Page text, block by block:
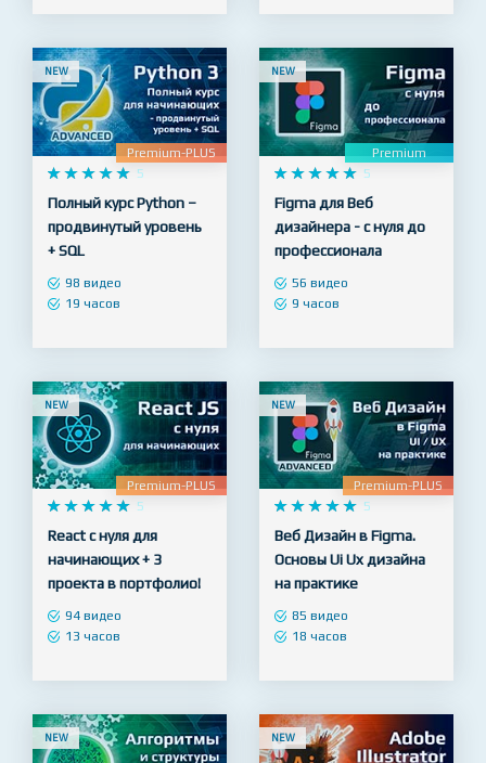
NEW
Premium-PLUS
    
     5
продвинутый уровень
+ SQL
NEW
    
     5
Figma для Веб
дизайнера - с нуля до
профессионала
NEW
Premium-PLUS
    
     5
React с нуля для
начинающих + 3
проекта в портфолио!
NEW
Premium-PLUS
    
     5
Веб Дизайн в Figma.
Основы Ui Ux дизайна
на практике